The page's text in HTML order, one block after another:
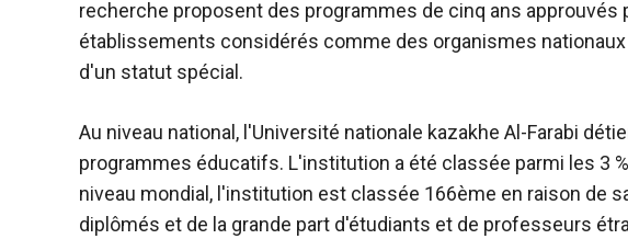
recherche proposent des programmes de cinq ans approuvés
établissements considérés comme des organismes
d'un statut spécial.​
Au niveau national, l'Université nationale kazakhe Al-Farabi
programmes éducatifs. L'institution a été classée parmi les 3
niveau mondial, l'institution est classée 166ème en raison de
diplômés et de la grande part d'étudiants et de professeurs